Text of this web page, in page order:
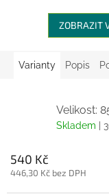
ZOBRAZIT
Varianty Popis
Velikost:
Skladem |
540 Kč
446,30 Kč bez DPH